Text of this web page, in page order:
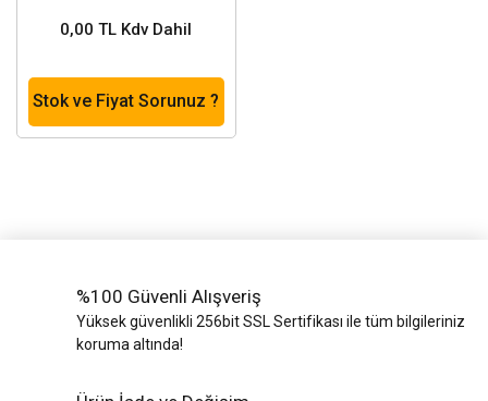
0,00 TL Kdv Dahil
Stok ve Fiyat Sorunuz ?
%100 Güvenli Alışveriş
Yüksek güvenlikli 256bit SSL Sertifikası ile tüm bilgileriniz
koruma altında!